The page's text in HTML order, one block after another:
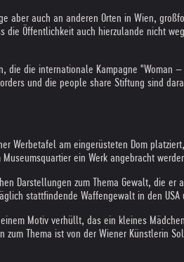
aber auch an anderen Orten in Wien,
die Öffentlichkeit auch hierzulande nicht
die die internationale Kampagne
und die people share Stiftung sind
Werbetafel am eingerüsteten Dom
ein Werk angebracht
Darstellungen zum Thema Gewalt, die
stattfindende Waffengewalt in den
Motiv verhüllt, das ein kleines
zum Thema ist von der Wiener Künstlerin